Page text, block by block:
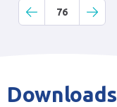
76
Downloads